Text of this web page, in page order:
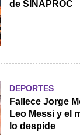
de SINAPROC
DEPORTES
Fallece Jorge
Leo Messi y el
lo despide